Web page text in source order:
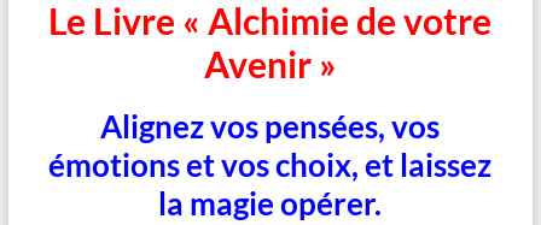
Le Livre « Alchimie de votre
Avenir »
Alignez vos pensées, vos
émotions et vos choix, et laissez
la magie opérer.